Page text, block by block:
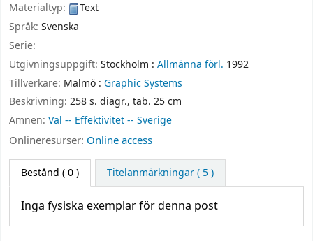
Materialtyp:
Text
Språk: Svenska
Serie:
Utgivningsuppgift: Stockholm : Allmänna förl. 1992
Tillverkare: Malmö : Graphic Systems
Beskrivning: 258 s. diagr., tab. 25 cm
Ämnen: Val -- Effektivitet -- Sverige
Onlineresurser: Online access
Bestånd ( 0 ) Titelanmärkningar ( 5 )
Inga fysiska exemplar för denna post